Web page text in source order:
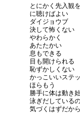
とにかく先入観
に聴けばよい
ダイジョウブ
決して怖くない
やわらかく
あたたかい
息もできる
目も開けられる
恥ずかしくない
かっこいいステ
ほらもう
勝手に体は動き
泳ぎだしている
気づくはずだから